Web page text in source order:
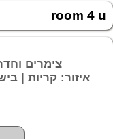
room 4 u
צימרים
איזור: קריות |